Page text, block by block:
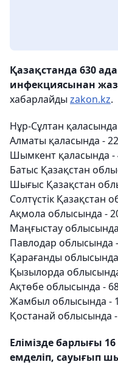
Қазақстанда 630
инфекциясынан
хабарлайды zakon.kz.
Нұр-Сұлтан
Алматы қаласында -
Шымкент қаласында -
Батыс Қазақстан
Шығыс Қазақстан
Солтүстік Қазақстан
Ақмола облысында -
Маңғыстау
Павлодар облысында
Қарағанды
Қызылорда
Ақтөбе облысында -
Жамбыл облысында -
Қостанай облысында
Елімізде барлығы
емделіп, сауығып